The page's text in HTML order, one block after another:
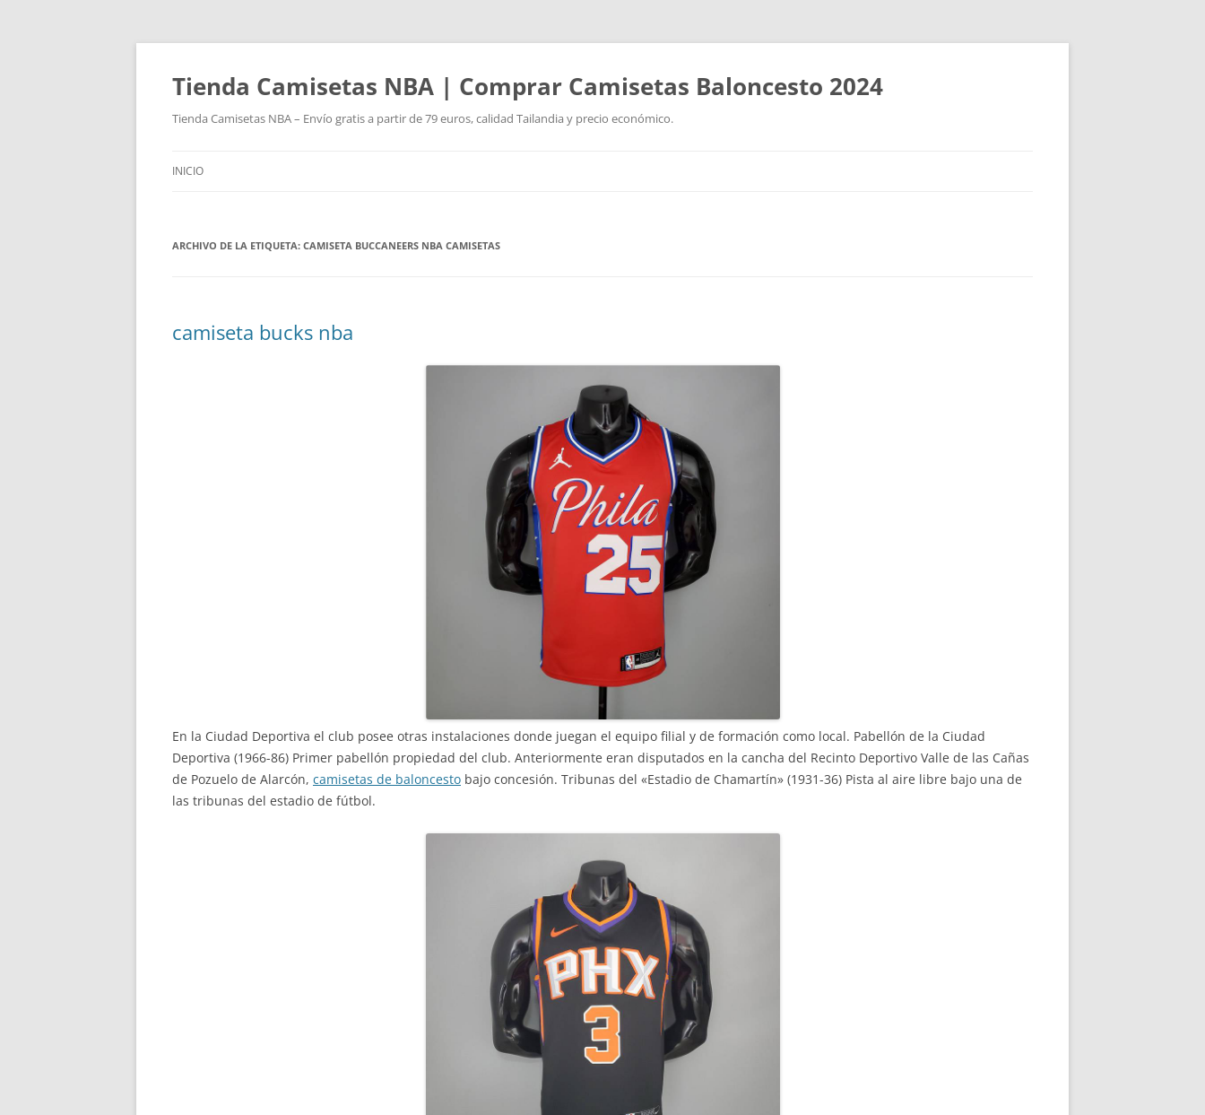
Tienda Camisetas NBA | Comprar Camisetas Baloncesto 2024
Tienda Camisetas NBA – Envío gratis a partir de 79 euros, calidad Tailandia y precio económico.
INICIO
ARCHIVO DE LA ETIQUETA: CAMISETA BUCCANEERS NBA CAMISETAS
camiseta bucks nba
En la Ciudad Deportiva el club posee otras instalaciones donde juegan el equipo filial y de formación como local. Pabellón de la Ciudad
Deportiva (1966-86) Primer pabellón propiedad del club. Anteriormente eran disputados en la cancha del Recinto Deportivo Valle de las Cañas
de Pozuelo de Alarcón, camisetas de baloncesto bajo concesión. Tribunas del «Estadio de Chamartín» (1931-36) Pista al aire libre bajo una de
las tribunas del estadio de fútbol.